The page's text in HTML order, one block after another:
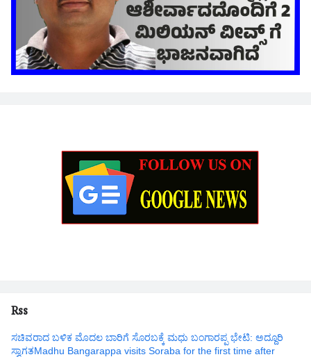
Rss
ಸಚಿವರಾದ ಬಳಿಕ ಮೊದಲ ಬಾರಿಗೆ ಸೊರಬಕ್ಕೆ ಮಧು ಬಂಗಾರಪ್ಪ ಭೇಟಿ: ಅದ್ದೂರಿ
ಸ್ವಾಗತMadhu Bangarappa visits Soraba for the first time after